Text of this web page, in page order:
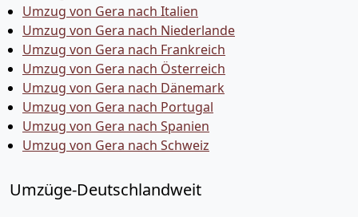
Umzug von Gera nach Italien
Umzug von Gera nach Niederlande
Umzug von Gera nach Frankreich
Umzug von Gera nach Österreich
Umzug von Gera nach Dänemark
Umzug von Gera nach Portugal
Umzug von Gera nach Spanien
Umzug von Gera nach Schweiz
Umzüge-Deutschlandweit